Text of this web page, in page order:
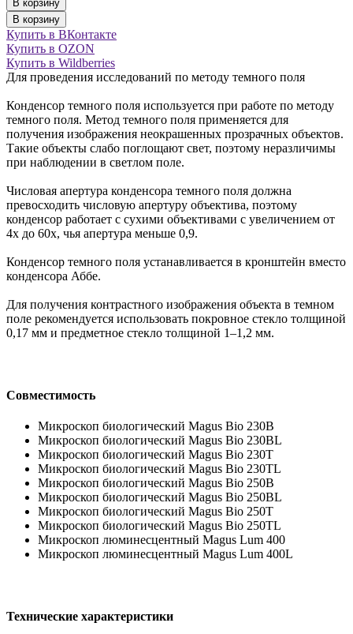
В корзину
В корзину
Купить в ВКонтакте
Купить в OZON
Купить в Wildberries
Для проведения исследований по методу темного поля
Конденсор темного поля используется при работе по методу
темного поля. Метод темного поля применяется для
получения изображения неокрашенных прозрачных объектов.
Такие объекты слабо поглощают свет, поэтому неразличимы
при наблюдении в светлом поле.
Числовая апертура конденсора темного поля должна
превосходить числовую апертуру объектива, поэтому
конденсор работает с сухими объективами с увеличением от
4х до 60х, чья апертура меньше 0,9.
Конденсор темного поля устанавливается в кронштейн вместо
конденсора Аббе.
Для получения контрастного изображения объекта в темном
поле рекомендуется использовать покровное стекло толщиной
0,17 мм и предметное стекло толщиной 1–1,2 мм.
Совместимость
Микроскоп биологический Magus Bio 230B
Микроскоп биологический Magus Bio 230BL
Микроскоп биологический Magus Bio 230T
Микроскоп биологический Magus Bio 230TL
Микроскоп биологический Magus Bio 250B
Микроскоп биологический Magus Bio 250BL
Микроскоп биологический Magus Bio 250T
Микроскоп биологический Magus Bio 250TL
Микроскоп люминесцентный Magus Lum 400
Микроскоп люминесцентный Magus Lum 400L
Технические характеристики